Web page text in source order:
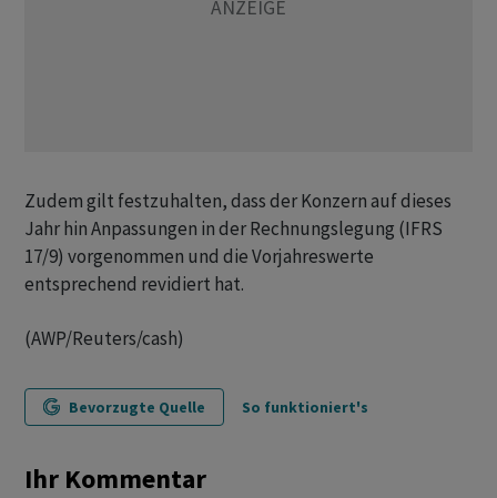
Zudem gilt festzuhalten, dass der Konzern auf dieses
Jahr hin Anpassungen in der Rechnungslegung (IFRS
17/9) vorgenommen und die Vorjahreswerte
entsprechend revidiert hat.
(AWP/Reuters/cash)
Bevorzugte Quelle So funktioniert's
Ihr Kommentar